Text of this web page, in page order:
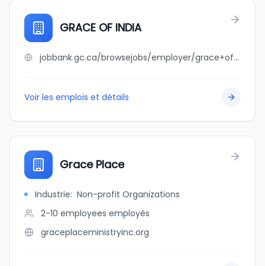
GRACE OF INDIA
jobbank.gc.ca/browsejobs/employer/grace+of+india/ca
Voir les emplois et détails
Grace Place
Industrie: Non-profit Organizations
2-10 employees employés
graceplaceministryinc.org